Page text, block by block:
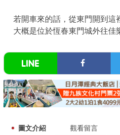
若開車來的話，從東門開到這
大概是位於恆春東門城外往佳
圖文介紹 觀看留言